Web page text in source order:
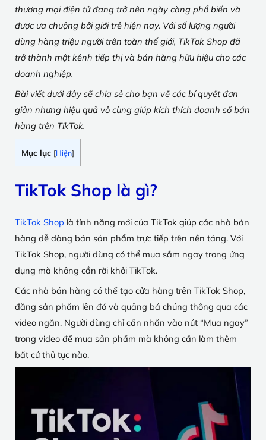
thương mại điện tử đang trở nên ngày càng phổ biến và
được ưa chuộng bởi giới trẻ hiện nay. Với số lượng người
dùng hàng triệu người trên toàn thế giới, TikTok Shop đã
trở thành một kênh tiếp thị và bán hàng hữu hiệu cho các
doanh nghiệp.
Bài viết dưới đây sẽ chia sẻ cho bạn về các bí quyết đơn
giản nhưng hiệu quả vô cùng giúp kích thích doanh số bán
hàng trên TikTok.
Mục lục [Hiện]
TikTok Shop là gì?
TikTok Shop là tính năng mới của TikTok giúp các nhà bán
hàng dễ dàng bán sản phẩm trực tiếp trên nền tảng. Với
TikTok Shop, người dùng có thể mua sắm ngay trong ứng
dụng mà không cần rời khỏi TikTok.
Các nhà bán hàng có thể tạo cửa hàng trên TikTok Shop,
đăng sản phẩm lên đó và quảng bá chúng thông qua các
video ngắn. Người dùng chỉ cần nhấn vào nút “Mua ngay”
trong video để mua sản phẩm mà không cần làm thêm
bất cứ thủ tục nào.